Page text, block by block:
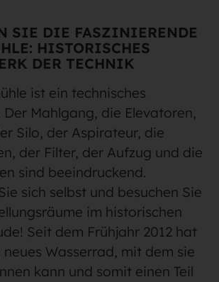
SIE DIE FASZINIERENDE
HISTORISCHES
DER TECHNIK
ist ein technisches
Der Mahlgang, die Elevatoren,
Silo, der Aspirateur, die
der Filter, der Aufzug und die
sind beeindruckend.
sich selbst und besuchen Sie
im historischen
Seit dem Frühjahr 2012 hat
neues Wasserrad, mit dem sie
kann und somit einen Teil